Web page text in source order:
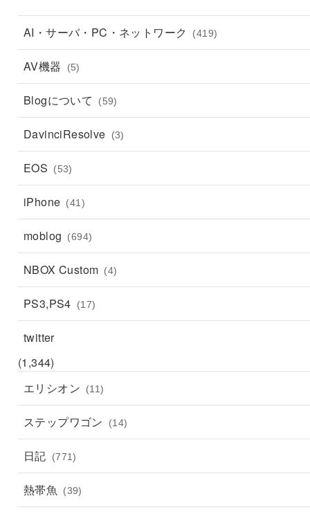
AI・サーバ・PC・ネットワーク (419)
AV機器 (5)
Blogについて (59)
DavinciResolve (3)
EOS (53)
iPhone (41)
moblog (694)
NBOX Custom (4)
PS3,PS4 (17)
twitter
(1,344)
エリシオン
(11)
ステップワゴン (14)
日記 (771)
熱帯魚 (39)